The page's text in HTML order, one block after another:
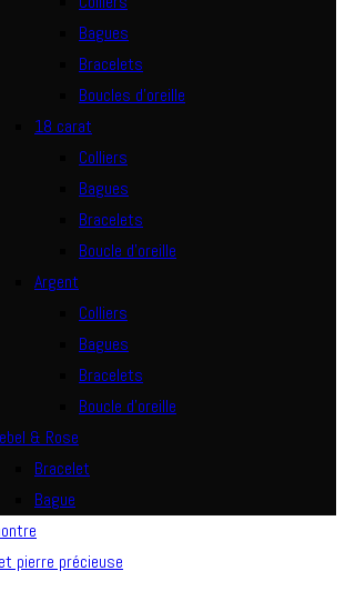
Bagues
Bracelets
Boucles d’oreille
18 carat
Colliers
Bagues
Bracelets
Boucle d’oreille
Argent
Colliers
Bagues
Bracelets
Boucle d’oreille
& Rose
Bracelet
Bague
pierre précieuse